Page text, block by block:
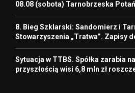
08.08 (sobota) Tarnobrzeska
8. Bieg Szklarski: Sandomierz i
Stowarzyszenia „Tratwa”. Zapisy
Sytuacja w TTBS. Spółka zarabia
przyszłością wisi 6,8 mln zł